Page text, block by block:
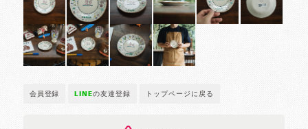
会員登録 LINEの友達登録 トップページに戻る